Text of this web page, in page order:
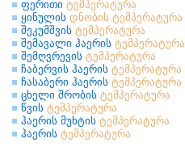
ფერითი ტემპერატურა
ყინულის დნობის ტემპერატურა
შეკუმშვის ტემპერატურა
შემავალი ჰაერის ტემპერატურა
შემღვრევის ტემპერატურა
ჩაბერვის ჰაერის ტემპერატურა
ჩასაბერი ჰაერის ტემპერატურა
ცხელი შრობის ტემპერატურა
წვის ტემპერატურა
ჰაერის მუხტის ტემპერატურა
ჰაერის ტემპერატურა